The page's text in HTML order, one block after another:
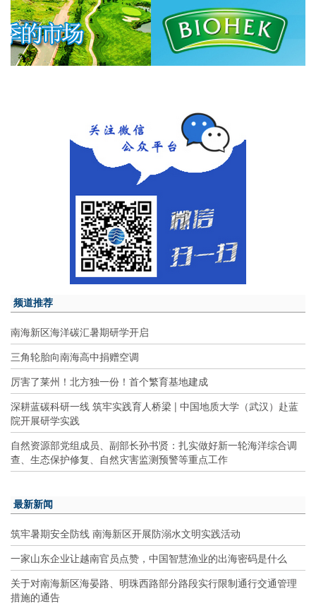
频道推荐
南海新区海洋碳汇暑期研学开启
三角轮胎向南海高中捐赠空调
厉害了莱州！北方独一份！首个繁育基地建成
深耕蓝碳科研一线 筑牢实践育人桥梁 | 中国地质大学（武汉）赴蓝
院开展研学实践
自然资源部党组成员、副部长孙书贤：扎实做好新一轮海洋综合调
查、生态保护修复、自然灾害监测预警等重点工作
最新新闻
筑牢暑期安全防线 南海新区开展防溺水文明实践活动
一家山东企业让越南官员点赞，中国智慧渔业的出海密码是什么
关于对南海新区海晏路、明珠西路部分路段实行限制通行交通管理
措施的通告